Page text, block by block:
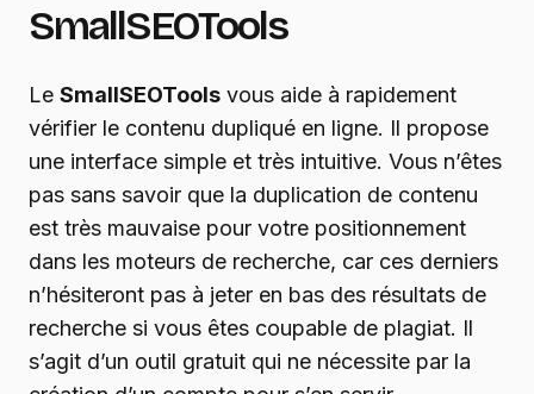
SmallSEOTools
Le SmallSEOTools vous aide à rapidement
vérifier le contenu dupliqué en ligne. Il propose
une interface simple et très intuitive. Vous n’êtes
pas sans savoir que la duplication de contenu
est très mauvaise pour votre positionnement
dans les moteurs de recherche, car ces derniers
n’hésiteront pas à jeter en bas des résultats de
recherche si vous êtes coupable de plagiat. Il
s’agit d’un outil gratuit qui ne nécessite par la